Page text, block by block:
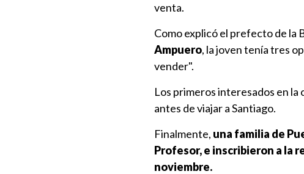
venta.
Como explicó el prefecto de la
Ampuero, la joven tenía tres
vender".
Los primeros interesados en
antes de viajar a Santiago.
Finalmente, una familia de
Profesor, e inscribieron a la
noviembre.